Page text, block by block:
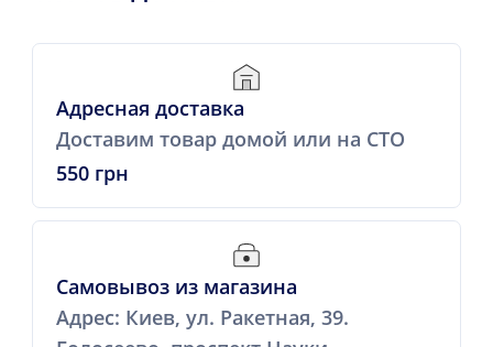
Адресная доставка
Доставим товар домой или на СТО
550 грн
Самовывоз из магазина
Адрес: Киев, ул. Ракетная, 39.